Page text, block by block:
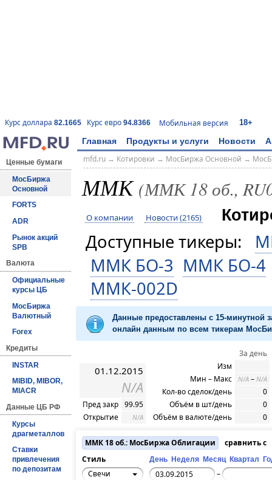
Курс доллара 82.1665 Курс евро 94.8366 Мобильная версия 18+
Главная Продукты и услуги Новости
Ценные бумаги
МосБиржа
Основной
FORTS
ADR
Рынок акций
SPB
Валюта
Официальные
курсы ЦБ
МосБиржа
Валютный
Forex
Кредиты
INSTAR
MIBID, MIBOR,
MIACR
Данные ЦБ РФ
Курсы
драгметаллов
Ставки
привлечения
по депозитам
mfd.ru→ Котировки → МосБиржа Основной →
ММК (ММК 18 об.,
О компании Новости (2165)
Доступные тикеры:
ММК БО-3 ММК БО-4
ММК-002D
Данные предоставлены с 15-минутной
онлайн данным по всем тикерам
01.12.2015
N/A
Пред закр 99.95
Открытие
N/A
За день
Изм
Мин – Макс
N/A – N/A
Кол-во сделок/день
0
Объём в шт/день
0
Объём в валюте/день
0
ММК 18 об.: МосБиржа Облигации
сравнить с
Стиль
День Неделя Месяц Квартал
Свечи
–